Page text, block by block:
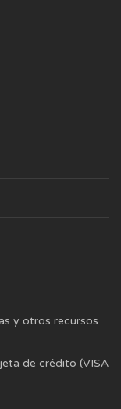
y otros recursos
de crédito (VISA